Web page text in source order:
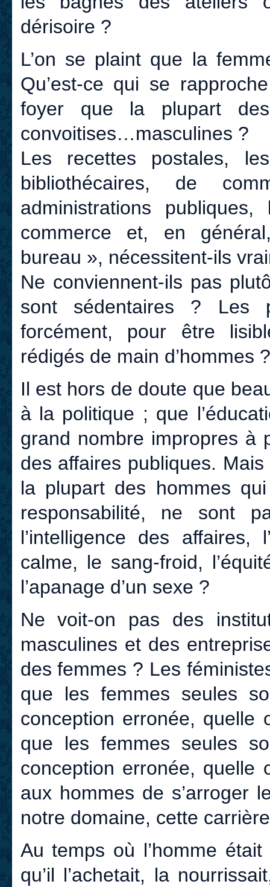
dérisoire ?
L’on se plaint que la
Qu’est-ce qui se
foyer que la plupart
convoitises…masculines ?
Les recettes postales,
bibliothécaires, de
administrations
commerce et, en
bureau », nécessitent-ils
Ne conviennent-ils pas
sont sédentaires ? Les
forcément, pour être
rédigés de main d’hommes ?
Il est hors de doute que
à la politique ; que
grand nombre impropres à
des affaires publiques.
la plupart des hommes
responsabilité, ne sont
l’intelligence des
calme, le sang-froid,
l’apanage d’un sexe ?
Ne voit-on pas des
masculines et des
des femmes ? Les
que les femmes seules
conception erronée, quelle
que les femmes seules
conception erronée, quelle
aux hommes de s’arroger
notre domaine, cette
Au temps où l’homme
qu’il l’achetait, la